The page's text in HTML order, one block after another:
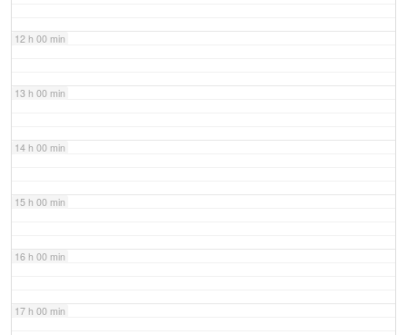
12 h 00 min
13 h 00 min
14 h 00 min
15 h 00 min
16 h 00 min
17 h 00 min